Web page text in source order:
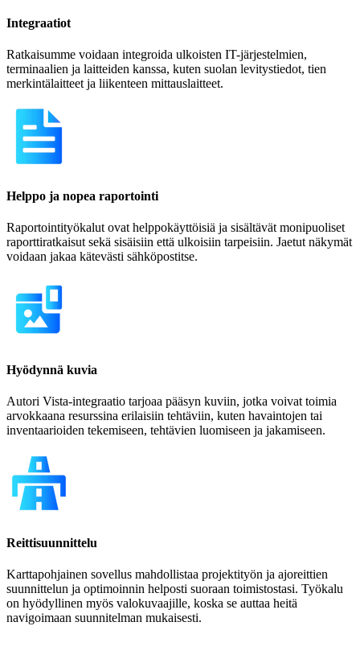
Integraatiot
Ratkaisumme voidaan integroida ulkoisten IT-järjestelmien,
terminaalien ja laitteiden kanssa, kuten suolan levitystiedot, tien
merkintälaitteet ja liikenteen mittauslaitteet.
Helppo ja nopea raportointi
Raportointityökalut ovat helppokäyttöisiä ja sisältävät monipuoliset
raporttiratkaisut sekä sisäisiin että ulkoisiin tarpeisiin. Jaetut näkymät
voidaan jakaa kätevästi sähköpostitse.
Hyödynnä kuvia
Autori Vista-integraatio tarjoaa pääsyn kuviin, jotka voivat toimia
arvokkaana resurssina erilaisiin tehtäviin, kuten havaintojen tai
inventaarioiden tekemiseen, tehtävien luomiseen ja jakamiseen.
Reittisuunnittelu
Karttapohjainen sovellus mahdollistaa projektityön ja ajoreittien
suunnittelun ja optimoinnin helposti suoraan toimistostasi. Työkalu
on hyödyllinen myös valokuvaajille, koska se auttaa heitä
navigoimaan suunnitelman mukaisesti.